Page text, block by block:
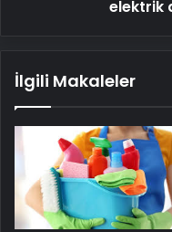
elektrik
İlgili Makaleler